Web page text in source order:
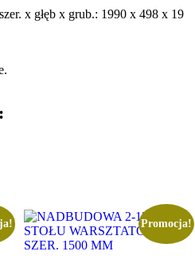
x głęb x grub.: 1990 x 498 x 19
Promocja!